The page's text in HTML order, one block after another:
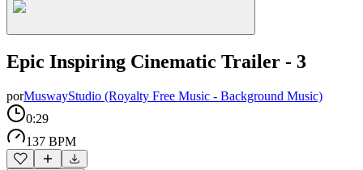
Epic Inspiring Cinematic Trailer - 3
porMuswayStudio (Royalty Free Music - Background Music)
0:29
137 BPM